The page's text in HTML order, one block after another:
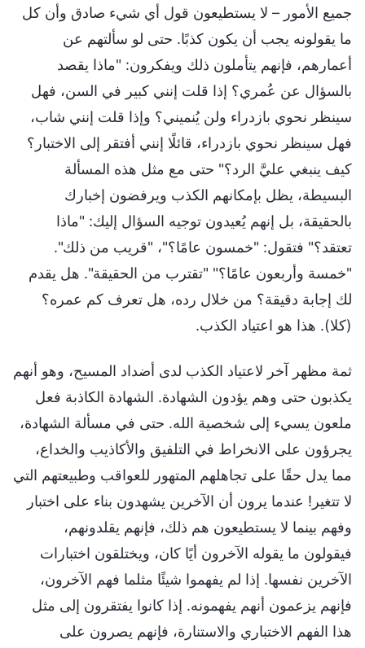
جميع الأمور – لا يستطيعون قول أي شيء صادق وأن كل
ما يقولونه يجب أن يكون كذبًا. حتى لو سألتهم عن
أعمارهم، فإنهم يتأملون ذلك ويفكرون: "ماذا يقصد
بالسؤال عن عُمري؟ إذا قلت إنني كبير في السن، فهل
سينظر نحوي بازدراء ولن يُنميني؟ وإذا قلت إنني شاب،
فهل سينظر نحوي بازدراء، قائلًا إنني أفتقر إلى الاختبار؟
كيف ينبغي عليَّ الرد؟" حتى مع مثل هذه المسألة
البسيطة، يظل بإمكانهم الكذب ويرفضون إخبارك
بالحقيقة، بل إنهم يُعيدون توجيه السؤال إليك: "ماذا
تعتقد؟" فتقول: "خمسون عامًا؟"، "قريب من ذلك".
"خمسة وأربعون عامًا؟" "تقترب من الحقيقة". هل يقدم
لك إجابة دقيقة؟ من خلال رده، هل تعرف كم عمره؟
(كلا). هذا هو اعتياد الكذب.
ثمة مظهر آخر لاعتياد الكذب لدى أضداد المسيح، وهو أنهم
يكذبون حتى وهم يؤدون الشهادة. الشهادة الكاذبة فعل
ملعون يسيء إلى شخصية الله. حتى في مسألة الشهادة،
يجرؤون على الانخراط في التلفيق والأكاذيب والخداع،
مما يدل حقًا على تجاهلهم المتهور للعواقب وطبيعتهم التي
لا تتغير! عندما يرون أن الآخرين يشهدون بناء على اختبار
وفهم بينما لا يستطيعون هم ذلك، فإنهم يقلدونهم،
فيقولون ما يقوله الآخرون أيًا كان، ويختلقون اختبارات
الآخرين نفسها. إذا لم يفهموا شيئًا مثلما فهم الآخرون،
فإنهم يزعمون أنهم يفهمونه. إذا كانوا يفتقرون إلى مثل
هذا الفهم الاختباري والاستنارة، فإنهم يصرون على